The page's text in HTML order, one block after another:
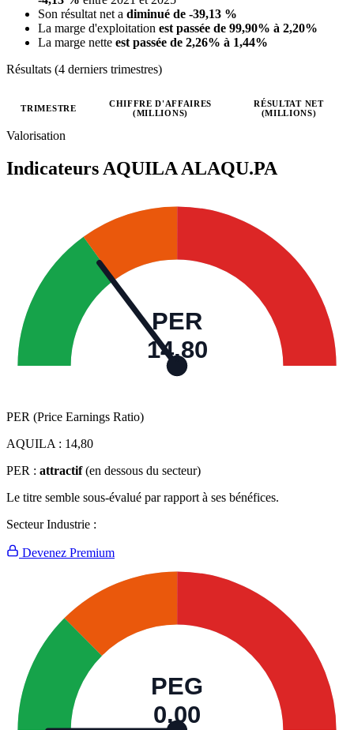
Son résultat net a diminué de -39,13 %
La marge d'exploitation est passée de 99,90% à 2,20%
La marge nette est passée de 2,26% à 1,44%
Résultats (4 derniers trimestres)
Valeurs trimestrielles en millions (euro)
TRIMESTRE
CHIFFRE D'AFFAIRES
(MILLIONS)
RÉSULTAT NET
(MILLIONS)
Valorisation
Indicateurs AQUILAALAQU.PA
PER
14,80
PER (Price Earnings Ratio)
AQUILA : 14,80
PER : attractif (en dessous du secteur)
Le titre semble sous-évalué par rapport à ses bénéfices.
Secteur Industrie :
Devenez Premium
PEG
0,00